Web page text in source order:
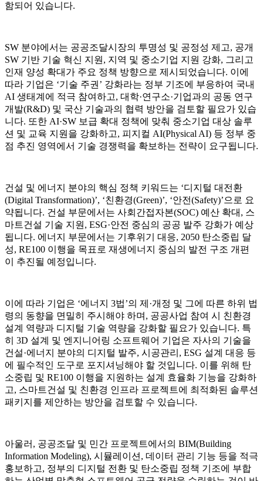
함되어 있습니다.
SW 분야에서는 공공조달시장의 투명성 및 공정성 제고, 공개
SW 기반 기술 혁신 지원, 지역 및 중소기업 지원 강화, 그리고
인재 양성 확대가 주요 정책 방향으로 제시되었습니다. 이에
따라 기업은 ‘기술 주권’ 강화라는 정부 기조에 부응하여 국내
AI 생태계에 적극 참여하고, 대학·연구소·기업과의 공동 연구
개발(R&D) 및 국산 기술과의 협력 방안을 검토할 필요가 있습
니다. 또한 AI·SW 보급 확대 정책에 맞춰 중소기업 대상 솔루
션 및 교육 지원을 강화하고, 피지컬 AI(Physical AI) 등 정부 중
점 추진 영역에서 기술 경쟁력을 확보하는 전략이 요구됩니다.
건설 및 에너지 분야의 핵심 정책 키워드는 ‘디지털 대전환
(Digital Transformation)’, ‘친환경(Green)’, ‘안전(Safety)’으로 요
약됩니다. 건설 부문에서는 사회간접자본(SOC) 예산 확대, 스
마트건설 기술 지원, ESG·안전 중심의 공공 발주 강화가 예상
됩니다. 에너지 부문에서는 기후위기 대응, 2050 탄소중립 달
성, RE100 이행을 목표로 재생에너지 중심의 발전 구조 개편
이 추진될 예정입니다.
이에 따라 기업은 ‘에너지 3법’의 제·개정 및 그에 따른 하위 법
령의 동향을 면밀히 주시해야 하며, 공공사업 참여 시 친환경
설계 역량과 디지털 기술 역량을 강화할 필요가 있습니다. 특
히 3D 설계 및 엔지니어링 소프트웨어 기업은 자사의 기술을
건설·에너지 분야의 디지털 발주, 시공관리, ESG 설계 대응 등
에 필수적인 도구로 포지셔닝해야 할 것입니다. 이를 위해 탄
소중립 및 RE100 이행을 지원하는 설계 효율화 기능을 강화하
고, 스마트건설 및 친환경 인프라 프로젝트에 최적화된 솔루션
패키지를 제안하는 방안을 검토할 수 있습니다.
아울러, 공공조달 및 민간 프로젝트에서의 BIM(Building
Information Modeling), 시뮬레이션, 데이터 관리 기능 등을 적극
홍보하고, 정부의 디지털 전환 및 탄소중립 정책 기조에 부합